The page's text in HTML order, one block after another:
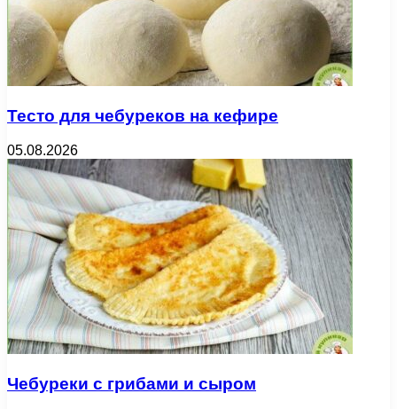
Тесто для чебуреков на кефире
05.08.2026
Чебуреки с грибами и сыром